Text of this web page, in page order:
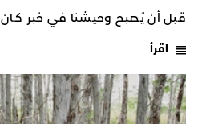
قبل أن يُصبح وحيشنا في خبر كـان
اقرأ